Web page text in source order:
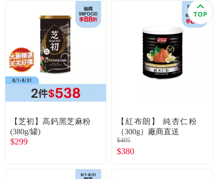
美容／個人清潔
食品／健康食補
寵物
名人嚴選
購物金查詢
優惠券領取
優惠券查詢
登入
【芝初】高鈣黑芝麻粉
(380g/罐)
$299
【紅布朗】 純杏仁粉
（300g）廠商直送
$405
$380